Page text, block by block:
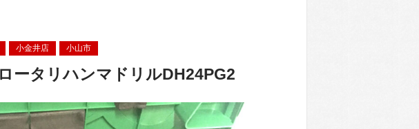
小金井店 小山市
ータリハンマドリルDH24PG2